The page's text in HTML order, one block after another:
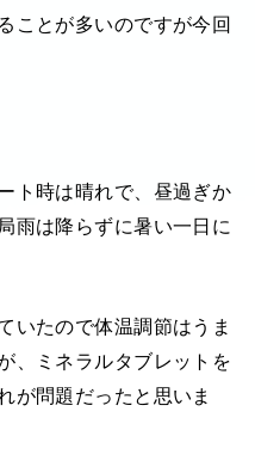
ことが多いのですが今回
ト時は晴れで、昼過ぎか
雨は降らずに暑い一日に
いたので体温調節はうま
、ミネラルタブレットを
が問題だったと思いま